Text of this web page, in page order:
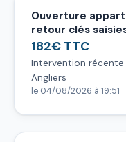
Ouverture
retour clés
182€ TTC
Intervention récente
Angliers
le 04/08/2026 à 19:51